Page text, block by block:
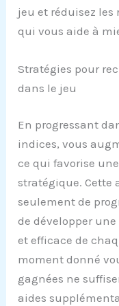
jeu et réduisez les
qui vous aide à
Stratégies pour
dans le jeu
En progressant
indices, vous
ce qui favorise
stratégique. Cette
seulement de
de développer
et efficace de
moment donné
gagnées ne
aides